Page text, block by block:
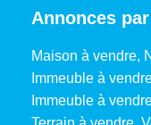
Annonces
Maison à vendre,
Immeuble à
Immeuble à